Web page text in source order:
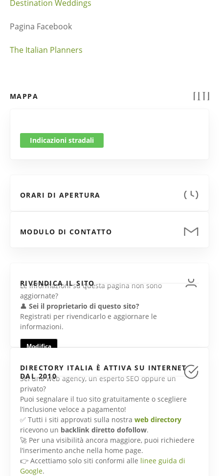
Destination Weddings
Pagina Facebook
The Italian Planners
MAPPA
Indicazioni stradali
ORARI DI APERTURA
MODULO DI CONTATTO
RIVENDICA IL SITO
Le informazioni su questa pagina non sono
aggiornate?
👤 Sei il proprietario di questo sito?
Registrati per rivendicarlo e aggiornare le
informazioni.
Modifica
DIRECTORY ITALIA È ATTIVA SU INTERNET
DAL 2010
Sei una web agency, un esperto SEO oppure un
privato?
Puoi segnalare il tuo sito gratuitamente o scegliere
l’inclusione veloce a pagamento!
✅ Tutti i siti approvati sulla nostra web directory
ricevono un backlink diretto dofollow.
🚀 Per una visibilità ancora maggiore, puoi richiedere
l’inserimento anche nella home page.
👉 Accettiamo solo siti conformi alle linee guida di
Google.